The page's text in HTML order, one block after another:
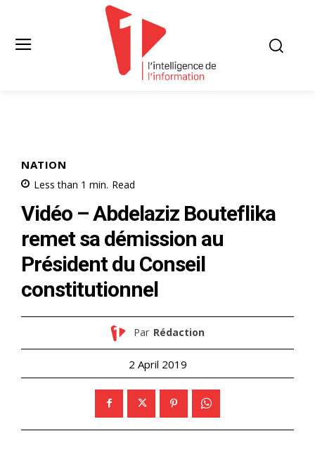
NATION
Less than 1 min. Read
Vidéo – Abdelaziz Bouteflika
remet sa démission au
Président du Conseil
constitutionnel
Par Rédaction
2 April 2019